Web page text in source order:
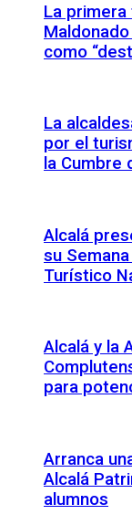
La
como
La
por el
la Cumbre
Alcalá
su
Turístico
Alcalá y la
para
Arranca
Alcalá
alumnos